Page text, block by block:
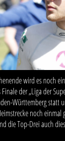
wird es noch
der „Liga der
Württemberg statt
noch einmal
die Top-Drei auch